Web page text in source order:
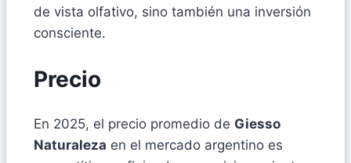
de vista olfativo, sino también una inversión
consciente.
Precio
En 2025, el precio promedio de Giesso
Naturaleza en el mercado argentino es